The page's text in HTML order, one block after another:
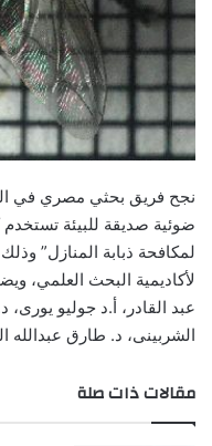
نجح فريق بحثي مصري في
ضوئية صديقة للبيئة
لمكافحة ذبابة المنازل”
لأكاديمية البحث العلمي،
عبد القادر، أ.د جوليو
الشربينى، د. طارق عبدالله
مقالات ذات صلة